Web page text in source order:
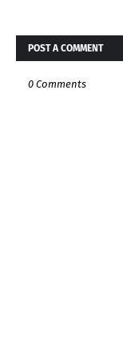
POST A COMMENT
0 Comments